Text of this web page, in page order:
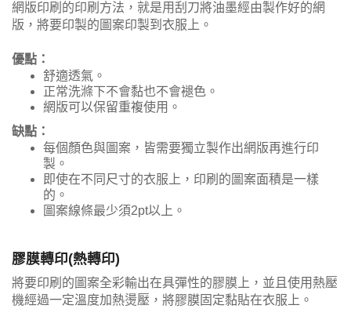
網版印刷的印刷方法，就是用刮刀將油墨經由製作好的網
版，將要印製的圖案印製到衣服上。
優點：
舒適透氣。
正常洗滌下不會黏也不會褪色。
網版可以保留重複使用。
缺點：
每個顏色與圖案，皆需要獨立製作出網版再進行印
製。
即使在不同尺寸的衣服上，印刷的圖案面積是一樣
的。
圖案線條最少須2pt以上。
膠膜轉印(熱轉印)
將要印刷的圖案全彩輸出在具彈性的膠膜上，並且使用熱壓
機經過一定溫度加熱燙壓，將膠膜固定黏貼在衣服上。